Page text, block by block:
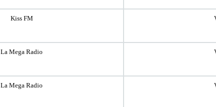
Kiss FM
La Mega Radio
La Mega Radio